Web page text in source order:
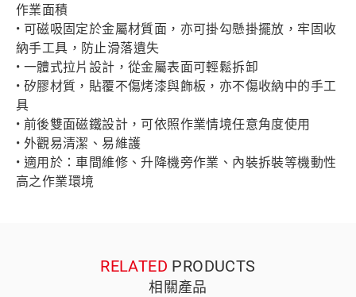
作業面積
• 可磁吸固定於金屬材質面，亦可掛勾懸掛擺放，牢固收
納手工具，防止滑落遺失
• 一體式拉片設計，從金屬表面可輕鬆拆卸
• 矽膠材質，貼覆不傷烤漆與飾板，亦不傷收納中的手工
具
• 前後雙面磁鐵設計，可依照作業情境任意角度使用
• 外觀易清潔、易維護
• 適用於：車間維修、升降機旁作業、內裝拆裝等機動性
高之作業環境
RELATED PRODUCTS
相關產品